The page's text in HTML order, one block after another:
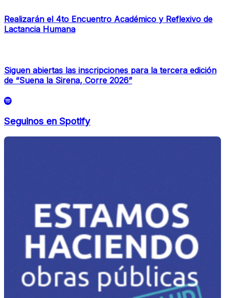
Realizarán el 4to Encuentro Académico y Reflexivo de
Lactancia Humana
Siguen abiertas las inscripciones para la tercera edición
de “Suena la Sirena, Corre 2026”
Seguinos en Spotify